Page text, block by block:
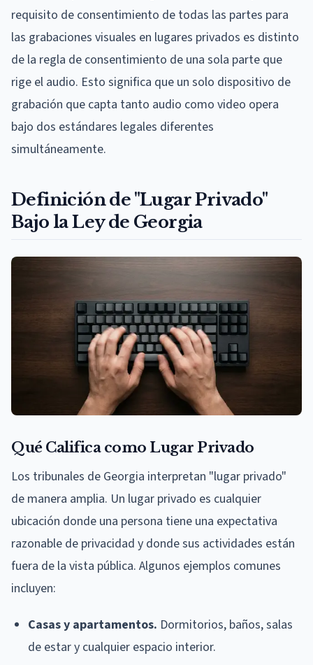
requisito de consentimiento de todas las partes para
las grabaciones visuales en lugares privados es distinto
de la regla de consentimiento de una sola parte que
rige el audio. Esto significa que un solo dispositivo de
grabación que capta tanto audio como video opera
bajo dos estándares legales diferentes
simultáneamente.
Definición de "Lugar Privado"
Bajo la Ley de Georgia
Qué Califica como Lugar Privado
Los tribunales de Georgia interpretan "lugar privado"
de manera amplia. Un lugar privado es cualquier
ubicación donde una persona tiene una expectativa
razonable de privacidad y donde sus actividades están
fuera de la vista pública. Algunos ejemplos comunes
incluyen:
Casas y apartamentos. Dormitorios, baños, salas
de estar y cualquier espacio interior.